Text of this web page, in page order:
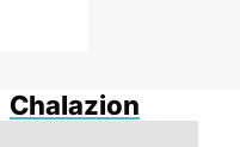
Chalazion